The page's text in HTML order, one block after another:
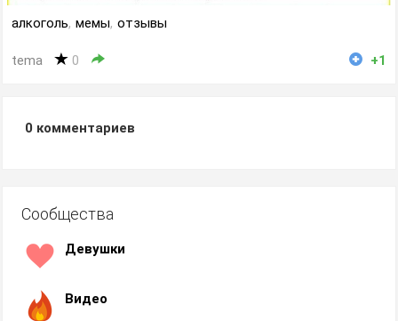
алкоголь, мемы, отзывы
tema 0 +1
0 комментариев
Сообщества
Девушки
Видео